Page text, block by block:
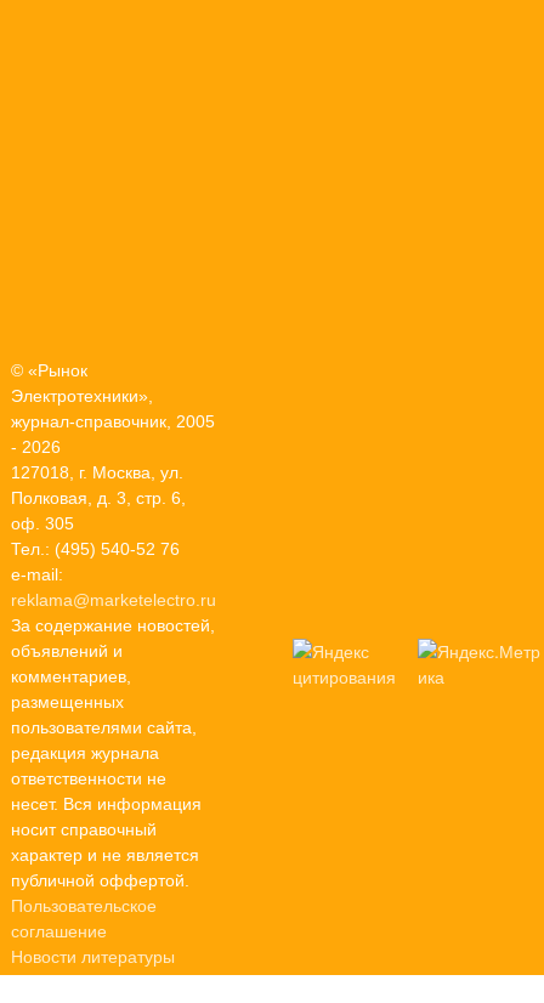
© «Рынок
Электротехники»,
журнал-справочник, 2005
- 2026
127018, г. Москва, ул.
Полковая, д. 3, стр. 6,
оф. 305
Тел.: (495) 540-52 76
e-mail:
reklama@marketelectro.ru
За содержание новостей,
объявлений и
комментариев,
размещенных
пользователями сайта,
редакция журнала
ответственности не
несет. Вся информация
носит справочный
характер и не является
публичной оффертой.
Пользовательское
соглашение
Новости литературы